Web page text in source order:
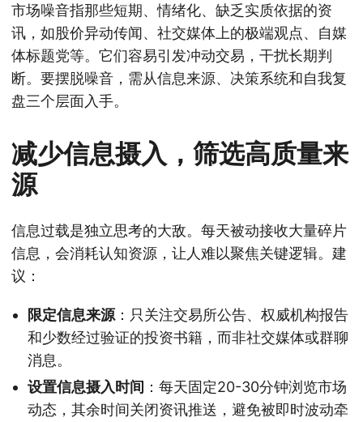
市场噪音指那些短期、情绪化、缺乏实质依据的资
讯，如股价异动传闻、社交媒体上的极端观点、自媒
体标题党等。它们容易引发冲动交易，干扰长期判
断。要摆脱噪音，需从信息来源、决策系统和自我复
盘三个层面入手。
减少信息摄入，筛选高质量来
源
信息过载是独立思考的大敌。每天被动接收大量碎片
信息，会消耗认知资源，让人难以聚焦关键逻辑。建
议：
限定信息来源 ：只关注交易所公告、权威机构报告
和少数经过验证的投资书籍，而非社交媒体或群聊
消息。
设置信息摄入时间 ：每天固定20-30分钟浏览市场
动态，其余时间关闭资讯推送，避免被即时波动牵